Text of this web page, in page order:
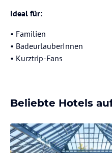
Ideal für:
• Familien
⁠• BadeurlauberInnen
⁠• Kurztrip-Fans
Beliebte Hotels